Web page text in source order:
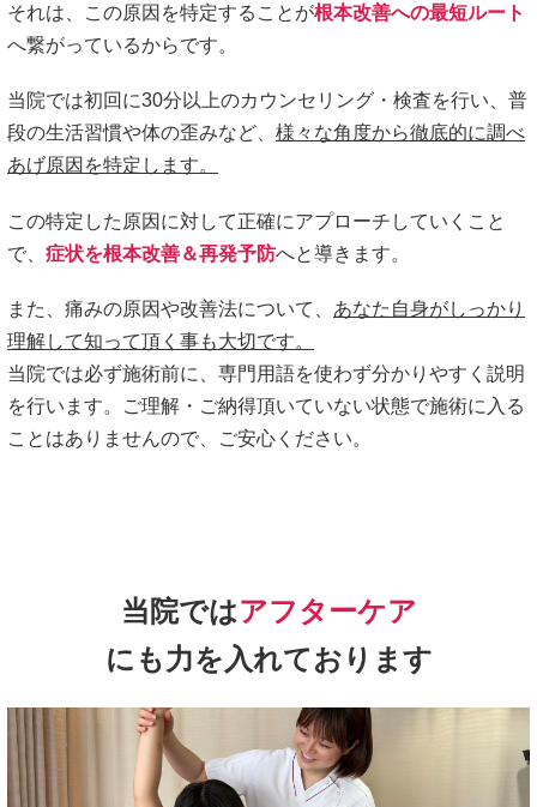
それは、この原因を特定することが根本改善への最短ルート
へ繋がっているからです。
当院では初回に30分以上のカウンセリング・検査を行い、普
段の生活習慣や体の歪みなど、 様々な角度から徹底的に調べ
あげ原因を特定します。
この特定した原因に対して正確にアプローチしていくこと
で、 症状を根本改善＆再発予防へと導きます。
また、痛みの原因や改善法について、 あなた自身がしっかり
理解して知って頂く事も大切です。
当院では必ず施術前に、専門用語を使わず分かりやすく説明
を行います。ご理解・ご納得頂いていない状態で施術に入る
ことはありませんので、ご安心ください。
当院ではアフターケア
にも力を入れております